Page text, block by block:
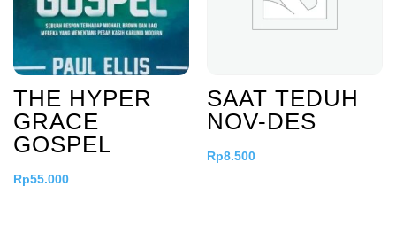
THE HYPER
GRACE
GOSPEL
Rp55.000
SAAT TEDUH
NOV-DES
Rp8.500